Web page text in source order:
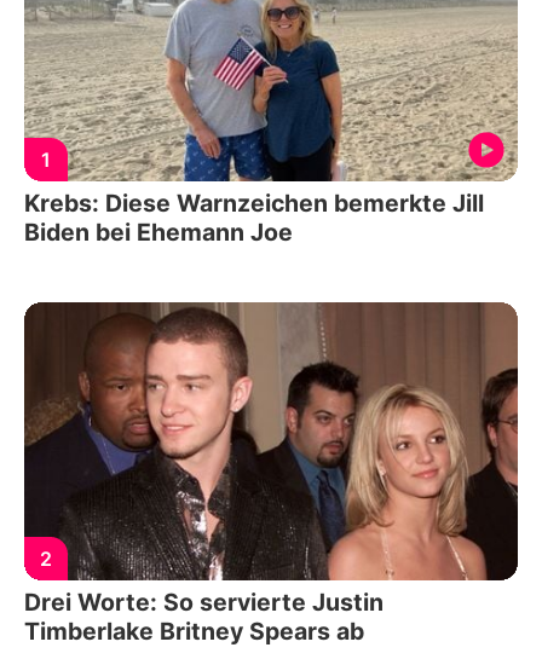
1
Krebs: Diese Warnzeichen bemerkte Jill
Biden bei Ehemann Joe
2
Drei Worte: So servierte Justin
Timberlake Britney Spears ab